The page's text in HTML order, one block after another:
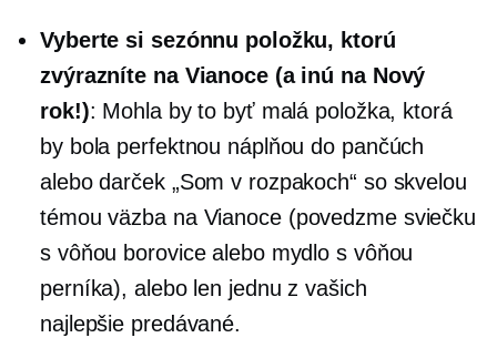
Vyberte si sezónnu položku, ktorú
zvýrazníte na Vianoce (a inú na Nový
rok!): Mohla by to byť malá položka, ktorá
by bola perfektnou náplňou do pančúch
alebo darček „Som v rozpakoch“ so skvelou
témouväzbana Vianoce (povedzme sviečku
s vôňou borovice alebo mydlo s vôňou
perníka), alebo len jednu z vašich
najlepšie predávané.